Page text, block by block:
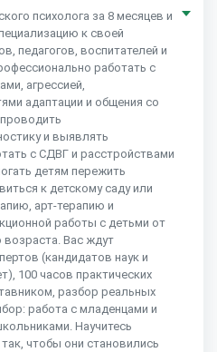
психолога за 8 месяцев и
к своей
педагогов, воспитателей и
работать с
агрессией,
адаптации и общения со
и выявлять
с СДВГ и расстройствами
детям пережить
к детскому саду или
арт-терапию и
работы с детьми от
Вас ждут
(кандидатов наук и
100 часов практических
разбор реальных
работа с младенцами и
Научитесь
чтобы они становились